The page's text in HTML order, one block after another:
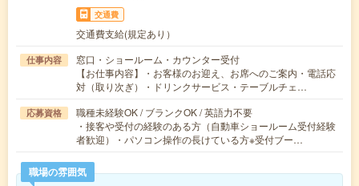
交通費
交通費支給(規定あり）
仕事内容
窓口・ショールーム・カウンター受付
【お仕事内容】・お客様のお迎え、お席へのご案内・電話応
対（取り次ぎ）・ドリンクサービス・テーブルチェ…
応募資格
職種未経験OK / ブランクOK / 英語力不要
・接客や受付の経験のある方（自動車ショールーム受付経験
者歓迎）・パソコン操作の長けている方※受付ブー…
職場の雰囲気